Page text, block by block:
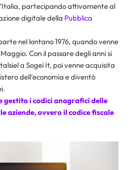
partecipando attivamente al
digitale della Pubblica
nel lontano 1976, quando venne
Con il passare degli anni si
a Sogei It, poi venne acquisita
dell’economia e diventò
gestito icodici anagraficidelle
aziende, ovvero il codice fiscale